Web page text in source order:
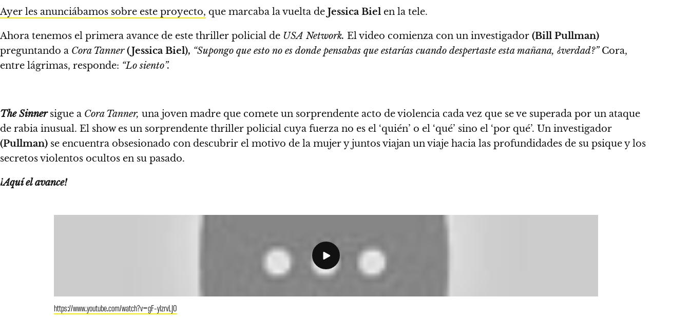
Ayer les anunciábamos sobre este proyecto, que marcaba la vuelta de Jessica Biel en la tele.
Ahora tenemos el primera avance de este thriller policial de USA Network. El video comienza con un investigador (Bill Pullman)
preguntando a Cora Tanner(Jessica Biel), “Supongo que esto no es donde pensabas que estarías cuando despertaste esta mañana, ¿verdad?”Cora,
entre lágrimas, responde: “Lo siento”.
The Sinnersigue a Cora Tanner, una joven madre que comete un sorprendente acto de violencia cada vez que se ve superada por un ataque
de rabia inusual. El show es un sorprendente thriller policial cuya fuerza no es el ‘quién’ o el ‘qué’ sino el ‘por qué’. Un investigador
(Pullman) se encuentra obsesionado con descubrir el motivo de la mujery juntos viajan un viaje hacia las profundidades de su psique y los
secretos violentos ocultos en su pasado.
¡Aquí el avance!
https://www.youtube.com/watch?v=gF-yIzrvLJ0